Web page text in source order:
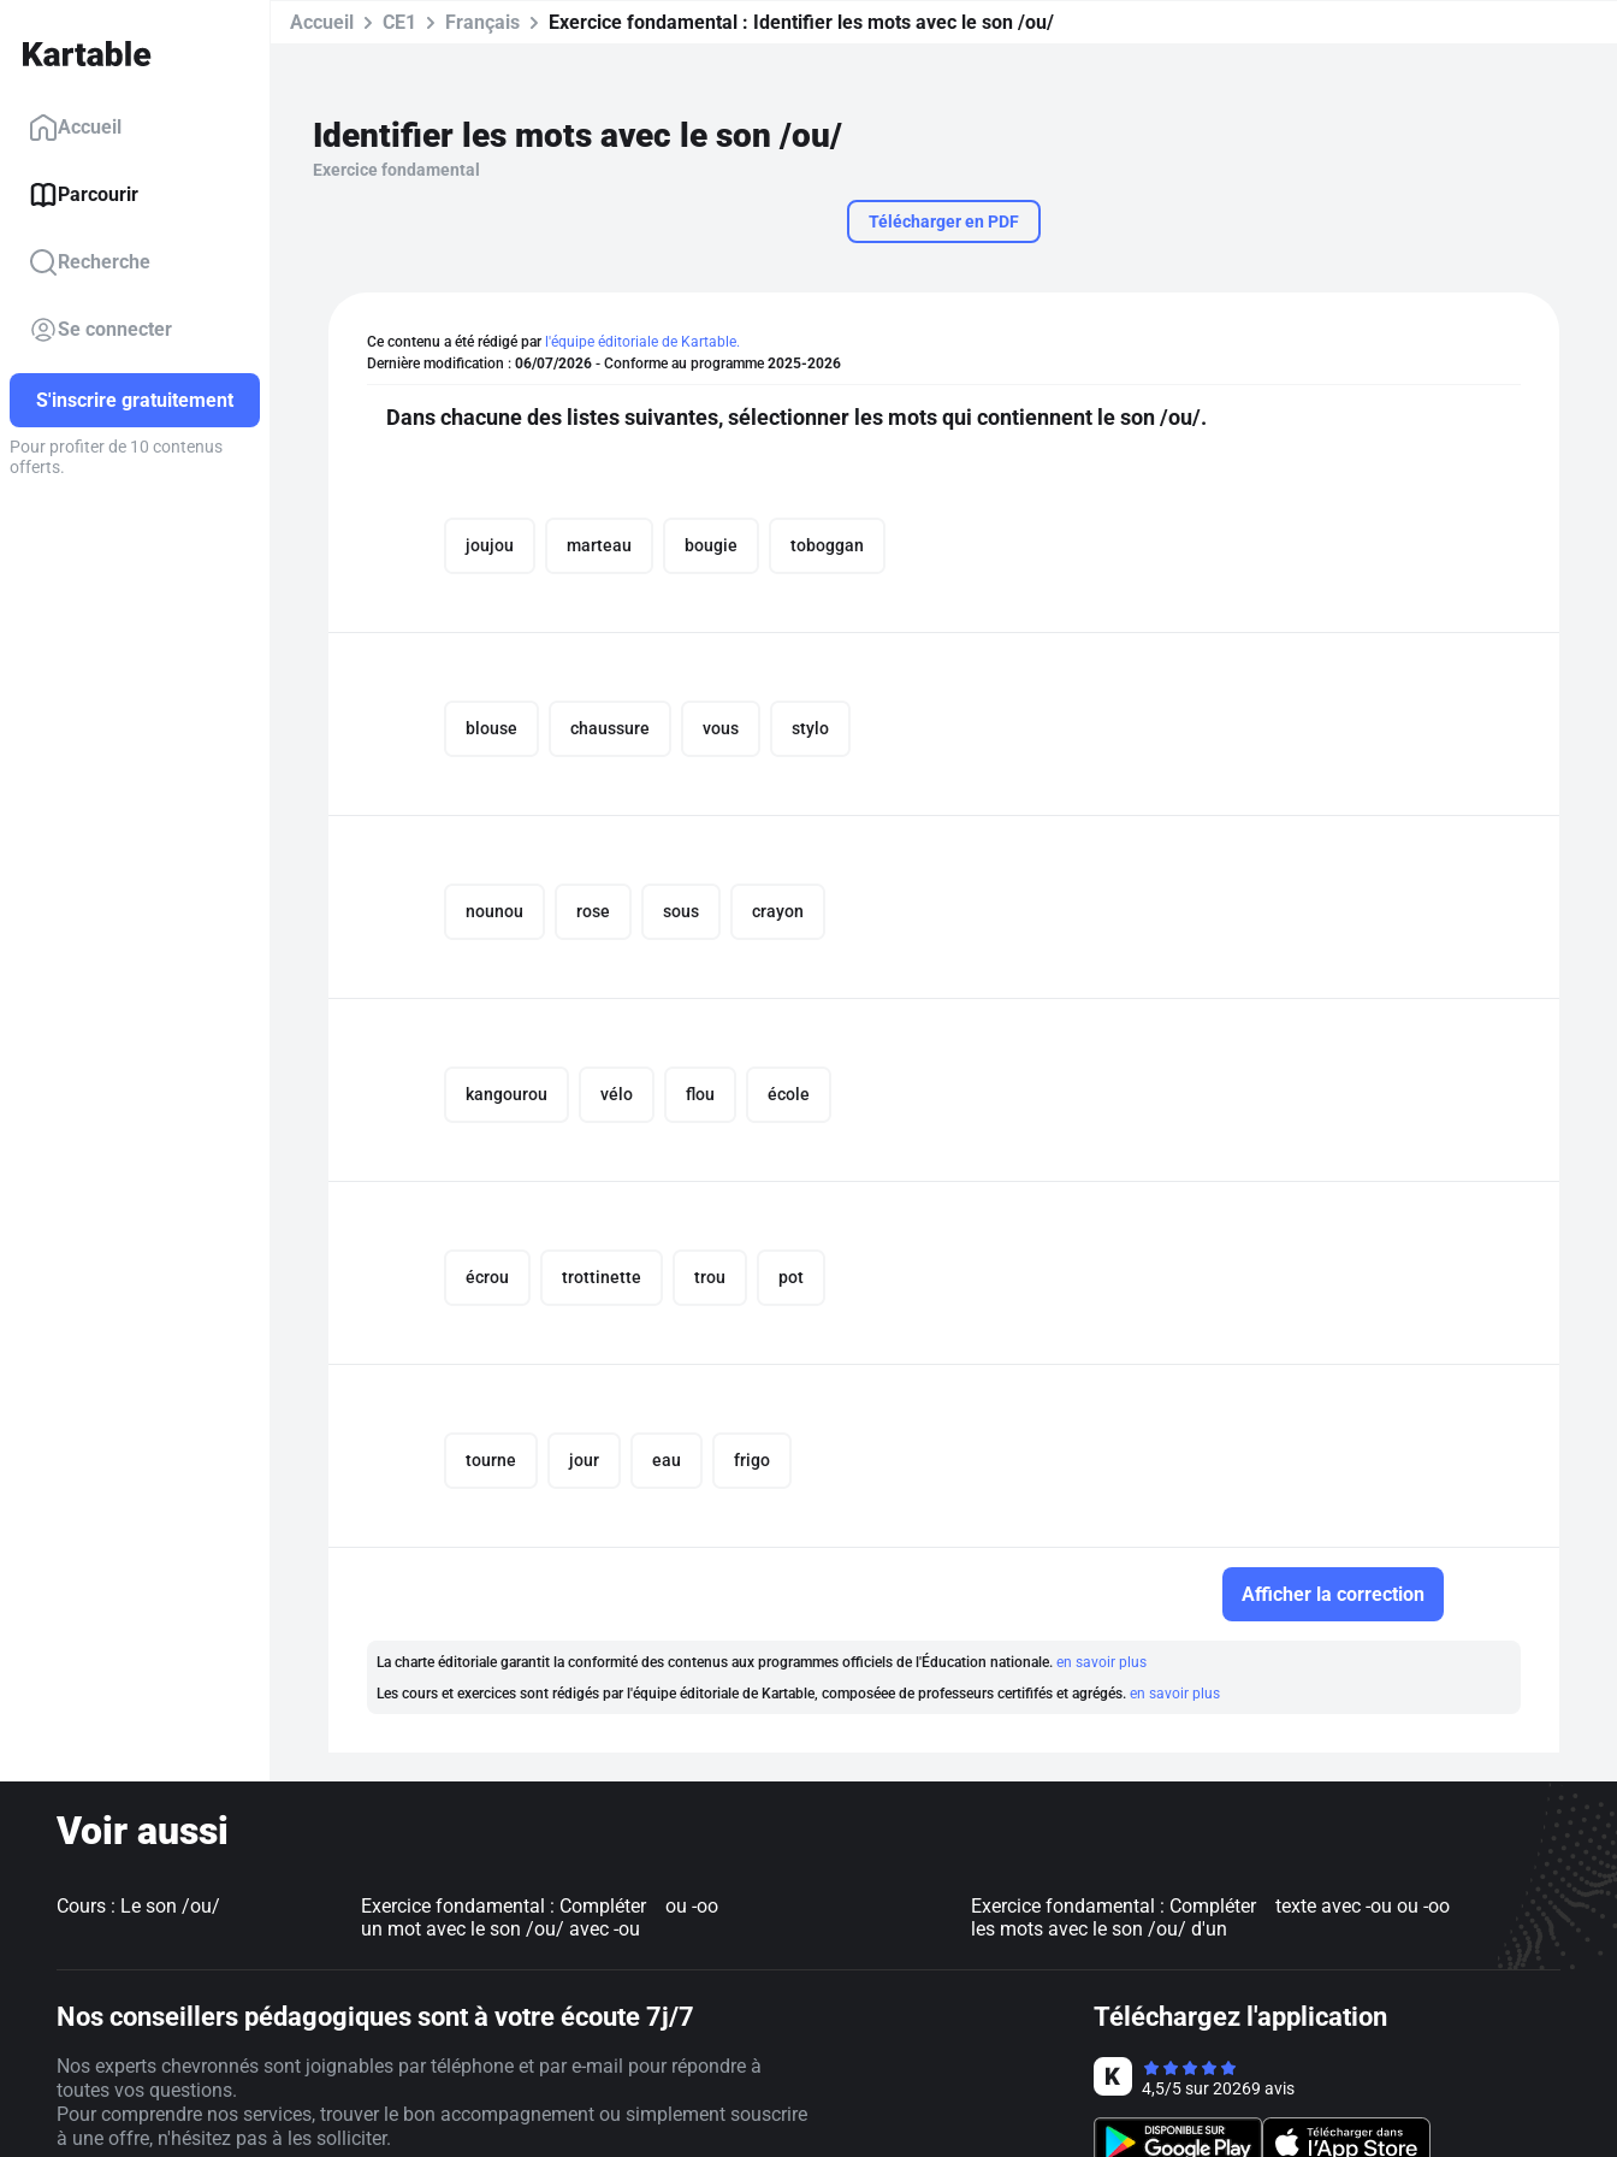
Accueil
Parcourir
Recherche
Se connecter
S'inscrire gratuitement
Pour profiter de 10 contenus
offerts.
Accueil CE1 Français Exercice fondamental : Identifier les mots avec le son /ou/
Identifier les mots avec le son /ou/
Exercice fondamental
Télécharger en PDF
Ce contenu a été rédigé par l'équipe éditoriale de Kartable.
Dernière modification : 06/07/2026 - Conforme au programme 2025-2026
Dans chacune des listes suivantes, sélectionner les mots qui contiennent le son /ou/.
joujou marteau bougie toboggan
blouse chaussure vous stylo
nounou rose sous crayon
kangourou vélo flou école
écrou trottinette trou pot
tourne jour eau frigo
Afficher la correction
La charte éditoriale garantit la conformité des contenus aux programmes officiels de l'Éducation nationale. en savoir plus
Les cours et exercices sont rédigés par l'équipe éditoriale de Kartable, composéee de professeurs certififés et agrégés. en savoir plus
Voir aussi
Cours : Le son /ou/
Exercice fondamental : Compléter
un mot avec le son /ou/ avec -ou
ou -oo
Exercice fondamental : Compléter
les mots avec le son /ou/ d'un
texte avec -ou ou -oo
Nos conseillers pédagogiques sont à votre écoute 7j/7
Nos experts chevronnés sont joignables par téléphone et par e-mail pour répondre à
toutes vos questions.
Pour comprendre nos services, trouver le bon accompagnement ou simplement souscrire
à une offre, n'hésitez pas à les solliciter.
Téléchargez l'application
4,5/5sur20269 avis